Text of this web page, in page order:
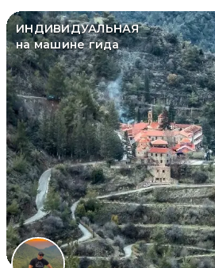
ИНДИВИДУАЛЬНАЯ
на машине гида